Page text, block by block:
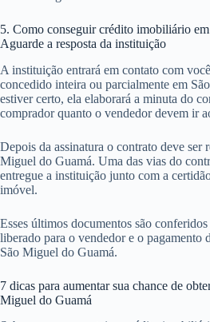
requisitos e dão a ela um valor a partir
Miguel do Guamá;
Sua localização em São Miguel do
Confirmação da área total
Possível fatores de risco na
O objetivo da avaliação do imóvel é
cobrado pelo vendedor é compatível
também garantir que o cliente está
em São Miguel do Guamá.
5. Como conseguir crédito imobiliário em
Aguarde a resposta da instituição
concedido inteira ou parcialmente em
estiver certo, ela elaborará a minuta do
comprador quanto o vendedor devem ir